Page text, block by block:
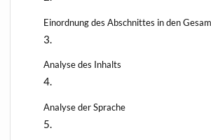
Ein­ord­nung des Abschnit­tes in den
Ana­ly­se des Inhalts
Ana­ly­se der Sprache